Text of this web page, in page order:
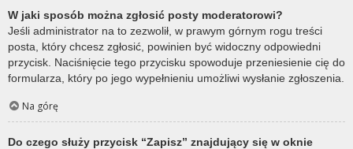
W jaki sposób można zgłosić posty moderatorowi?
Jeśli administrator na to zezwolił, w prawym górnym rogu treści
posta, który chcesz zgłosić, powinien być widoczny odpowiedni
przycisk. Naciśnięcie tego przycisku spowoduje przeniesienie cię do
formularza, który po jego wypełnieniu umożliwi wysłanie zgłoszenia.
Na górę
Do czego służy przycisk “Zapisz” znajdujący się w oknie